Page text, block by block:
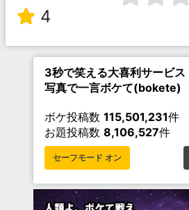
4
3秒で笑える大喜利サービス
写真で一言ボケて(bokete)
ボケ投稿数 115,501,231件
お題投稿数 8,106,527件
セーフモード オン